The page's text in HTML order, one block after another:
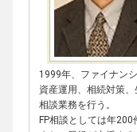
1999年、ファイナン
資産運用、相続対策
相談業務を行う。
FP相談としては年200